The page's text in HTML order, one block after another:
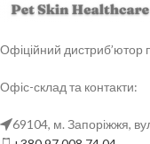
Офіційний дистриб’ютор
Офіс-склад та контакти:
69104, м. Запоріжжя,